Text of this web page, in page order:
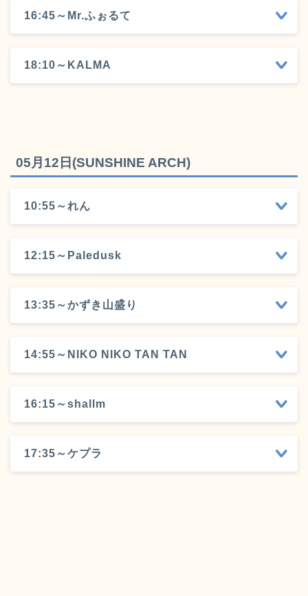
16:45～Mr.ふぉるて
18:10～KALMA
05月12日(SUNSHINE ARCH)
10:55～れん
12:15～Paledusk
13:35～かずき山盛り
14:55～NIKO NIKO TAN TAN
16:15～shallm
17:35～ケプラ